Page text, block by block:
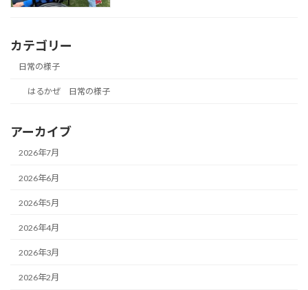
カテゴリー
日常の様子
はるかぜ 日常の様子
アーカイブ
2026年7月
2026年6月
2026年5月
2026年4月
2026年3月
2026年2月